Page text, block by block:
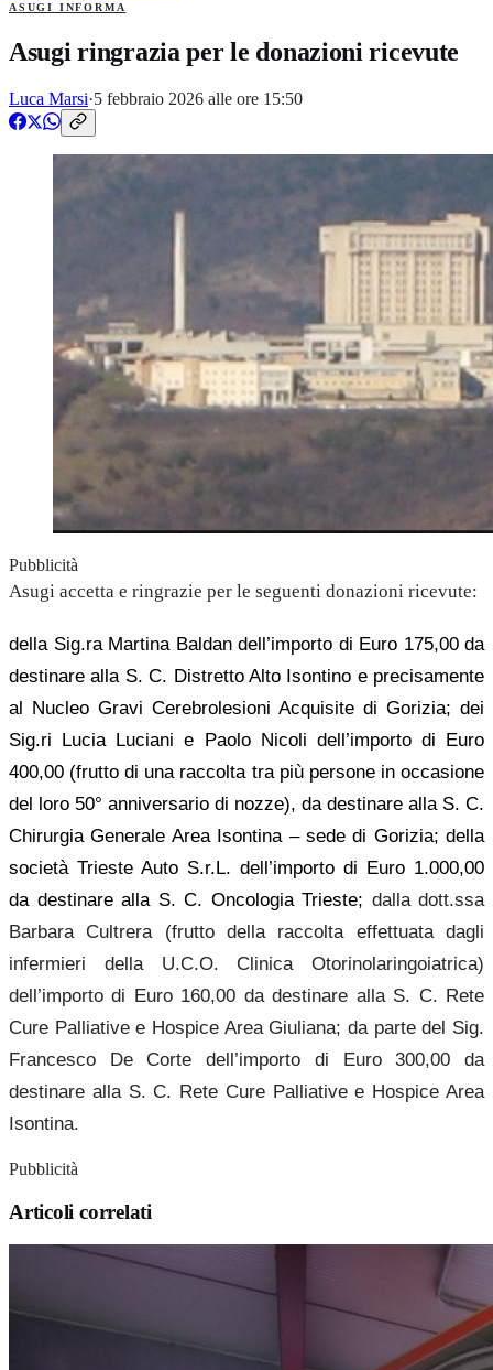
ASUGI INFORMA
Asugi ringrazia per le donazioni ricevute
Luca Marsi·5 febbraio 2026 alle ore 15:50
Pubblicità
Asugi accetta e ringrazie per le seguenti donazioni ricevute:
della Sig.ra Martina Baldan dell’importo di Euro 175,00 da
destinare alla S. C. Distretto Alto Isontino e precisamente
al Nucleo Gravi Cerebrolesioni Acquisite di Gorizia; dei
Sig.ri Lucia Luciani e Paolo Nicoli dell’importo di Euro
400,00 (frutto di una raccolta tra più persone in occasione
del loro 50° anniversario di nozze), da destinare alla S. C.
Chirurgia Generale Area Isontina – sede di Gorizia; della
società Trieste Auto S.r.L. dell’importo di Euro 1.000,00
da destinare alla S. C. Oncologia Trieste; dalla dott.ssa
Barbara Cultrera (frutto della raccolta effettuata dagli
infermieri della U.C.O. Clinica Otorinolaringoiatrica)
dell’importo di Euro 160,00 da destinare alla S. C. Rete
Cure Palliative e Hospice Area Giuliana; da parte del Sig.
Francesco De Corte dell’importo di Euro 300,00 da
destinare alla S. C. Rete Cure Palliative e Hospice Area
Isontina.
Pubblicità
Articoli correlati